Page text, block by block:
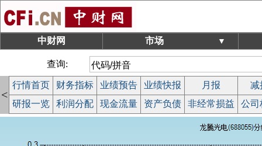
中财网 市场 ▼
查询:
<
行情首页 财务指标 业绩预告 业绩快报 月报
减
研报一览
利润分配 现金流量 资产负债 非经常损益 公司